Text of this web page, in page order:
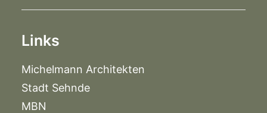
Links
Michelmann Architekten
Stadt Sehnde
MBN